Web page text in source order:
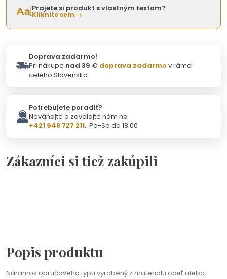
Prajete si produkt s vlastným textom?
Kliknite sem
Doprava zadarmo!
Pri nákupe nad 39 € doprava zadarmov rámci
celého Slovenska.
Potrebujete poradiť?
Neváhajte a zavolajte nám na
+421 948 727 211. Po-So do 18:00
Zákazníci si tiež zakúpili
Popis produktu
Náramok obručového typu vyrobený z materiálu oceľ alebo